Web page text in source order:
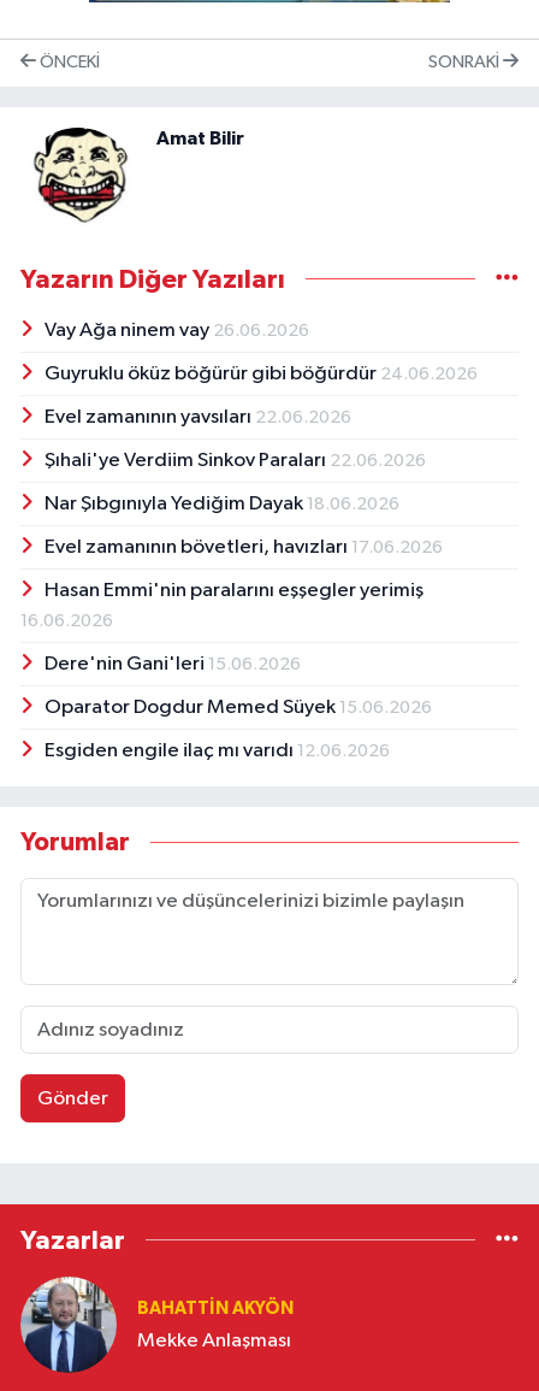
ÖNCEKI SONRAKI
Amat Bilir
Yazarın Diğer Yazıları
Vay Ağa ninem vay 26.06.2026
Guyruklu öküz böğürür gibi böğürdür 24.06.2026
Evel zamanının yavsıları 22.06.2026
Şıhali'ye Verdiim Sinkov Paraları 22.06.2026
Nar Şıbgınıyla Yediğim Dayak 18.06.2026
Evel zamanının bövetleri, havızları 17.06.2026
Hasan Emmi'nin paralarını eşşegler yerimiş
16.06.2026
Dere'nin Gani'leri 15.06.2026
Oparator Dogdur Memed Süyek 15.06.2026
Esgiden engile ilaç mı varıdı 12.06.2026
Yorumlar
Gönder
Yazarlar
BAHATTIN AKYÖN
Mekke Anlaşması